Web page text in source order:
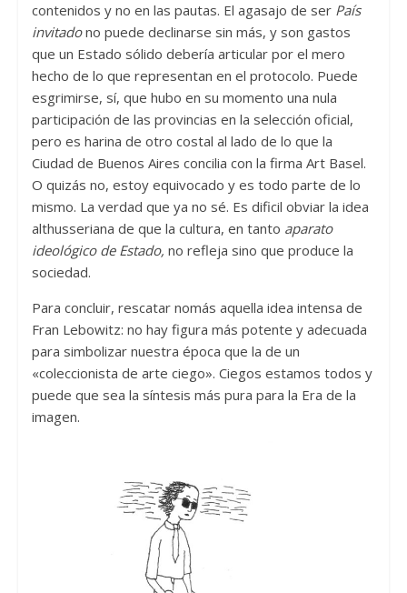
contenidos y no en las pautas. El agasajo de ser País
invitadono puede declinarse sin más, y son gastos
que un Estado sólido debería articular por el mero
hecho de lo que representan en el protocolo. Puede
esgrimirse, sí, que hubo en su momento una nula
participación de las provincias en la selección oficial,
pero es harina de otro costal al lado de lo que la
Ciudad de Buenos Aires concilia con la firma Art Basel.
O quizás no, estoy equivocado y es todo parte de lo
mismo. La verdad que ya no sé. Es dificil obviar la idea
althusseriana de que la cultura, en tanto aparato
ideológico de Estado, no refleja sino que produce la
sociedad.
Para concluir, rescatar nomás aquella idea intensa de
Fran Lebowitz: no hay figura más potente y adecuada
para simbolizar nuestra época que la de un
«coleccionista de arte ciego». Ciegos estamos todos y
puede que sea la síntesis más pura para la Era de la
imagen.